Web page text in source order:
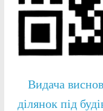
Видача
ділянок під